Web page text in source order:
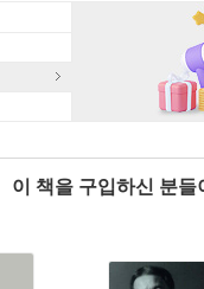
이 책을 구입하신 분